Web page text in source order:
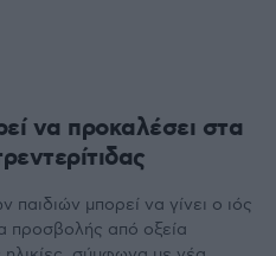
να προκαλέσει στα
παιδιών μπορεί να γίνει ο ιός
προσβολής από οξεία